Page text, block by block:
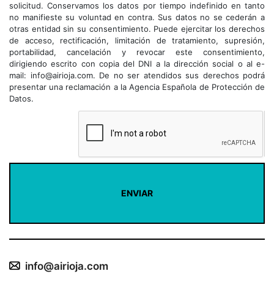
solicitud. Conservamos los datos por tiempo indefinido en tanto
no manifieste su voluntad en contra. Sus datos no se cederán a
otras entidad sin su consentimiento. Puede ejercitar los derechos
de acceso, rectificación, limitación de tratamiento, supresión,
portabilidad, cancelación y revocar este consentimiento,
dirigiendo escrito con copia del DNI a la dirección social o al e-
mail: info@airioja.com. De no ser atendidos sus derechos podrá
presentar una reclamación a la Agencia Española de Protección de
Datos.
info@airioja.com